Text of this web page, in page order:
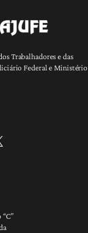
Trabalhadores e das
Federal e Ministério